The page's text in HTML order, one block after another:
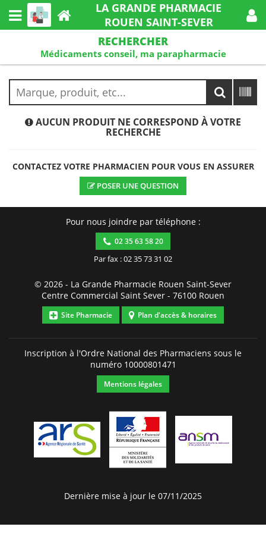
LA GRANDE PHARMACIE
ROUEN SAINT-SEVER
RECHERCHER
Médicaments conseil, ma parapharmacie
AUCUN PRODUIT NE CORRESPOND À VOTRE
RECHERCHE
CONTACTEZ VOTRE PHARMACIEN POUR VOUS EN ASSURER
POSER UNE QUESTION
Pour nous joindre par téléphone :
02 35 63 58 20
Par fax : 02 35 73 31 02
© 2026 - La Grande Pharmacie Rouen Saint-Sever
Centre Commercial Saint Sever - 76100 Rouen
Site Pharmacie Plan d'accès & horaires
Inscription à l'Ordre National des Pharmaciens sous le
numéro 10000801471
Mentions légales
Dernière mise à jour le 07/11/2025